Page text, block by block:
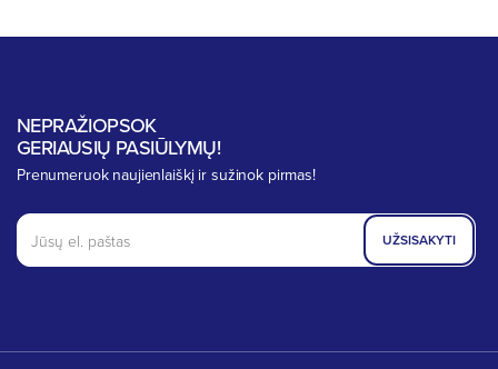
NEPRAŽIOPSOK
GERIAUSIŲ PASIŪLYMŲ!
Prenumeruok naujienlaiškį ir sužinok pirmas!
UŽSISAKYTI